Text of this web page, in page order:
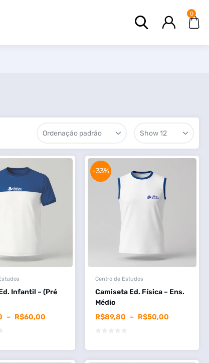
0
Infantil – (Pré
R$60,00
–
Centro de Estudos
Camiseta Ed. Física – Ens.
Médio
R$50,00
–
R$89,80
-33%